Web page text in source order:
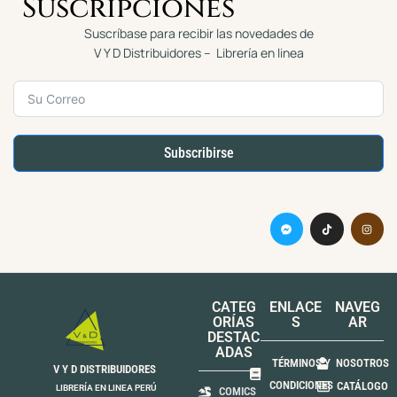
Suscripciones
Suscríbase para recibir las novedades de
V Y D Distribuidores – Librería en linea
Subscribirse
V Y D DISTRIBUIDORES
LIBRERÍA EN LINEA PERÚ
CATEG
ORÍAS
DESTAC
ADAS
COMICS
ENLACE
S
TÉRMINOS Y
CONDICIONES
NAVEG
AR
NOSOTROS
CATÁLOGO